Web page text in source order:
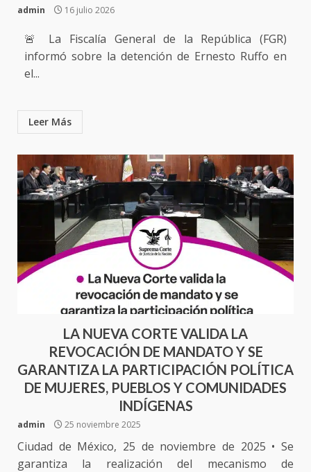
admin 16 julio 2026
🚨 La Fiscalía General de la República (FGR)
informó sobre la detención de Ernesto Ruffo en
el...
Leer Más
LA NUEVA CORTE VALIDA LA
REVOCACIÓN DE MANDATO Y SE
GARANTIZA LA PARTICIPACIÓN POLÍTICA
DE MUJERES, PUEBLOS Y COMUNIDADES
INDÍGENAS
admin 25 noviembre 2025
Ciudad de México, 25 de noviembre de 2025 • Se
garantiza la realización del mecanismo de